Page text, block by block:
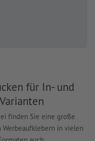
für In- und
finden Sie eine große
in vielen